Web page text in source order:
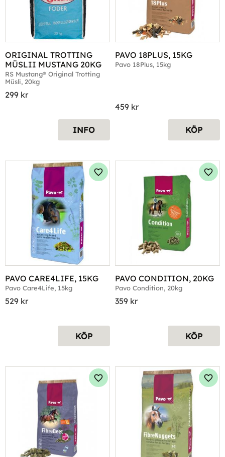
ORIGINAL TROTTING
MÜSLII MUSTANG 20KG
RS Mustang® Original Trotting
Müsli, 20kg
299 kr
INFO
PAVO 18PLUS, 15KG
Pavo 18Plus, 15kg
459 kr
KÖP
PAVO CARE4LIFE, 15KG
Pavo Care4Life, 15kg
529 kr
Lägg till i favoriter
KÖP
PAVO CONDITION, 20KG
Pavo Condition, 20kg
359 kr
KÖP
Lägg till i favoriter